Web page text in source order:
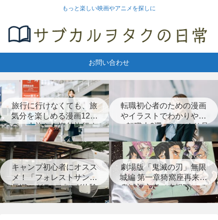
もっと楽しい映画やアニメを探しに
お問い合わせ
旅行に行けなくても、旅
気分を楽しめる漫画12選
（一人旅から海外旅行ま
で）
転職初心者のための漫画
やイラストでわかりやす
い転職本6選＋じっくり見
つめなおす本3選
キャンプ初心者にオスス
メ！「フォレストサンズ
長瀞」グランピング体験
レポート
劇場版「鬼滅の刃」無限
城編 第一章猗窩座再来は
鬼滅初心者（未視聴）で
も楽しめる？